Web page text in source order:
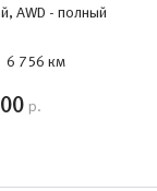
AWD - полный
6 756 км
р.